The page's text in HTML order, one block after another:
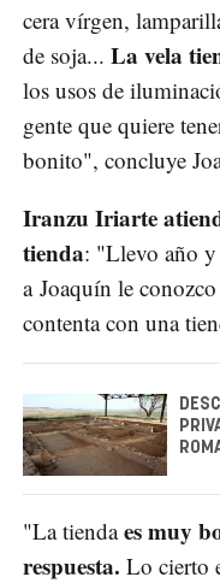
cera vírgen,
de soja... La vela
los usos de
gente que quiere
bonito", concluye
Iranzu Iriarte
tienda: "Llevo año y
a Joaquín le
contenta con una
"La tiendaes muy
respuesta. Lo cierto